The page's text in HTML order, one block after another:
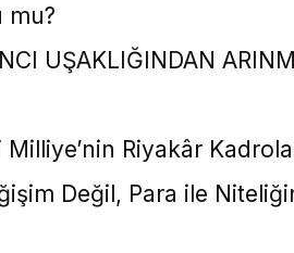
mu?
UŞAKLIĞINDAN
Riyakâr
Değil, Para ile